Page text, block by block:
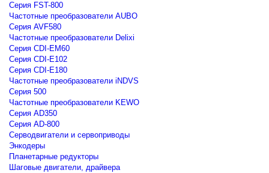
Серия FST-800
Частотные преобразователи AUBO
Серия AVF580
Частотные преобразователи Delixi
Серия CDI-EM60
Серия CDI-E102
Серия CDI-E180
Частотные преобразователи iNDVS
Серия 500
Частотные преобразователи KEWO
Серия AD350
Серия AD-800
Серводвигатели и сервоприводы
Энкодеры
Планетарные редукторы
Шаговые двигатели, драйвера